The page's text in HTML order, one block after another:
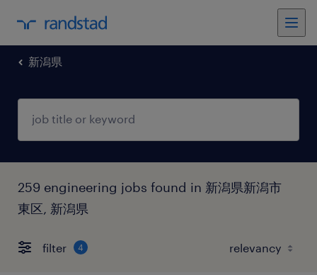
新潟県
259 engineering jobs found in 新潟県新潟市
東区, 新潟県
filter 4